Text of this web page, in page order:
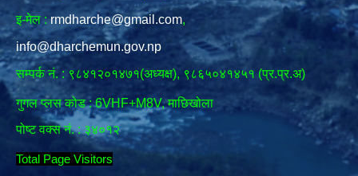
इ-मेल : rmdharche@gmail.com,
info@dharchemun.gov.np
सम्पर्क नं. : ९८४१२०१४७१(अध्यक्ष), ९८६५०४१४५१ (प्र.प्र.अ)
गुगल प्लस कोड : 6VHF+M8V, माछिखोला
पोष्ट वक्स नं. : ३४०१२
Total Page Visitors